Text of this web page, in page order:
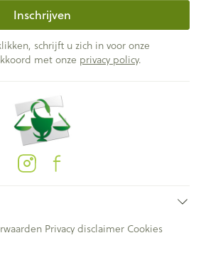
Inschrijven
schrijft u zich in voor onze
met onze privacy policy.
Privacy disclaimer Cookies